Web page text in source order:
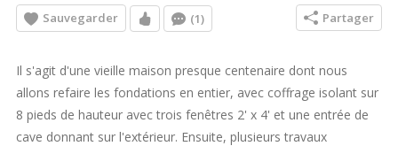
Sauvegarder (1) Partager
Il s'agit d'une vieille maison presque centenaire dont nous
allons refaire les fondations en entier, avec coffrage isolant sur
8 pieds de hauteur avec trois fenêtres 2' x 4' et une entrée de
cave donnant sur l'extérieur. Ensuite, plusieurs travaux